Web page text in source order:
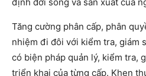
Tăng cường phân cấp, phân
nhiệm đi đôi với kiểm tra, giám
có biện pháp quản lý, kiểm tra,
triển khai của từng cấp. Khen